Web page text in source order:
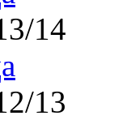
14
13